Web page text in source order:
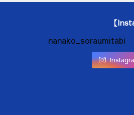
【
nanako_soraumitabi